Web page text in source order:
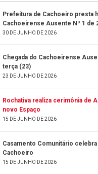
Prefeitura de Cachoeiro presta
Cachoeirense Ausente Nº 1 de
30 DE JUNHO DE 2026
Chegada do Cachoeirense
terça (23)
23 DE JUNHO DE 2026
Rochativa realiza cerimônia de
novo Espaço
15 DE JUNHO DE 2026
Casamento Comunitário
Cachoeiro
15 DE JUNHO DE 2026